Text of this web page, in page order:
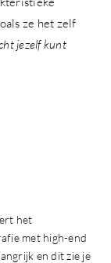
ze het zelf
jezelf kunt
het
met high-end
en dit zie je